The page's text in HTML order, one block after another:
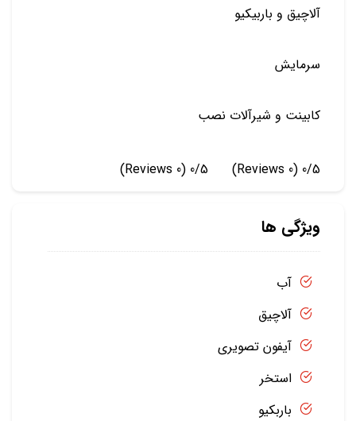
آلاچیق و باربیکیو
سرمایش
کابینت و شیرآلات نصب
0/5
(0 Reviews)
0/5
(0 Reviews)
ویژگی ها
آب
آلاچیق
آیفون تصویری
استخر
باربکیو